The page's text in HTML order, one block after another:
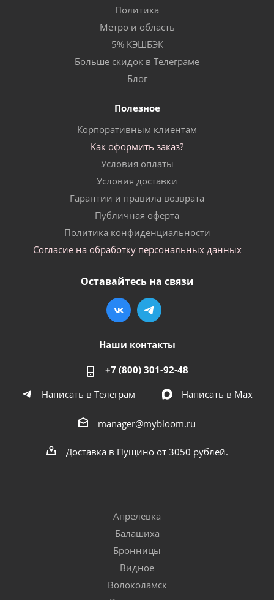
Политика
Метро и область
5% КЭШБЭК
Больше скидок в Телеграме
Блог
Полезное
Корпоративным клиентам
Как оформить заказ?
Условия оплаты
Условия доставки
Гарантии и правила возврата
Публичная оферта
Политика конфиденциальности
Согласие на обработку персональных данных
Оставайтесь на связи
Наши контакты
+7 (800) 301-92-48
Написать в Телеграм
Написать в Мах
manager@mybloom.ru
Доставка в Пущино от 3050 рублей.
Апрелевка
Балашиха
Бронницы
Видное
Волоколамск